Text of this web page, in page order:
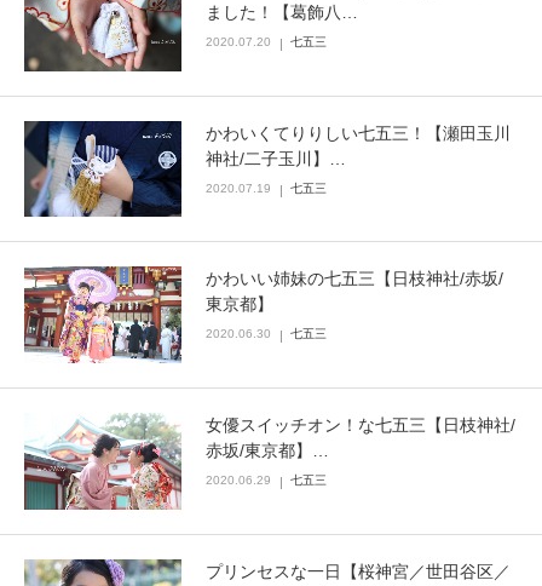
ました！【葛飾八…
2020.07.20 七五三
かわいくてりりしい七五三！【瀬田玉川
神社/二子玉川】…
2020.07.19 七五三
かわいい姉妹の七五三【日枝神社/赤坂/
東京都】
2020.06.30 七五三
女優スイッチオン！な七五三【日枝神社/
赤坂/東京都】…
2020.06.29 七五三
プリンセスな一日【桜神宮／世田谷区／